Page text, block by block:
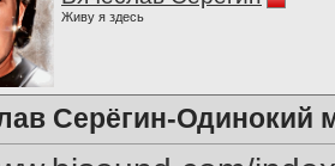
Живу я здесь
Серёгин-Одинокий